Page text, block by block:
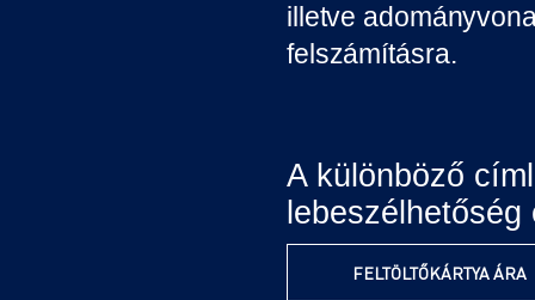
illetve
felszámításra.
A különböző
FELTÖLTŐKÁRTYA ÁRA